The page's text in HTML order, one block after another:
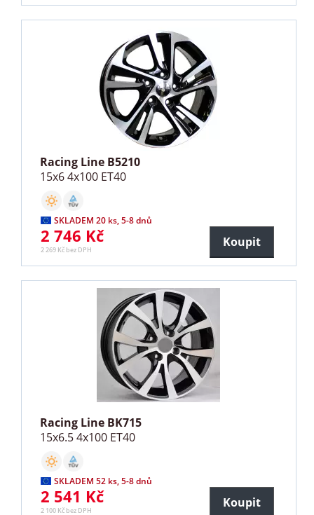
Racing Line B5210
15x6 4x100 ET40
SKLADEM 20 ks, 5-8 dnů
2 746 Kč
2 269 Kč bez DPH
Koupit
Racing Line BK715
15x6.5 4x100 ET40
SKLADEM 52 ks, 5-8 dnů
2 541 Kč
2 100 Kč bez DPH
Koupit